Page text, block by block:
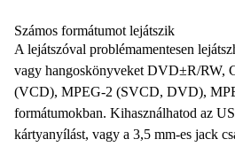
Számos formátumot lejátszik
A lejátszóval problémamentesen
vagy hangoskönyveket DVD±R/RW,
(VCD), MPEG-2 (SVCD, DVD),
formátumokban. Kihasználhatod az
kártyanyílást, vagy a 3,5 mm-es jack